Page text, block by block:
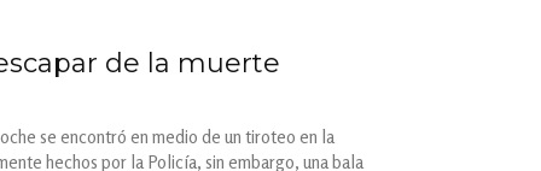
de la muerte
se encontró en medio de un tiroteo en la
hechos por la Policía, sin embargo, una bala